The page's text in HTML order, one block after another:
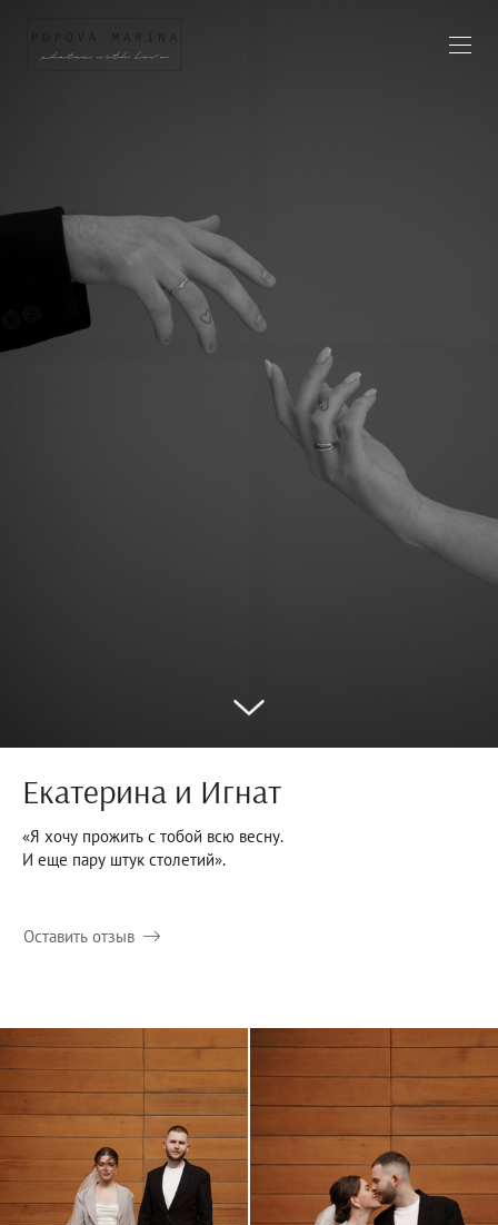
Екатерина и Игнат
«Я хочу прожить с тобой всю весну.
И еще пару штук столетий».
Оставить отзыв